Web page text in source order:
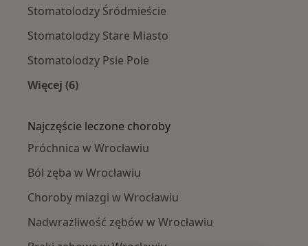
Stomatolodzy Śródmieście
Stomatolodzy Stare Miasto
Stomatolodzy Psie Pole
Więcej (6)
Najczęście leczone choroby
Próchnica w Wrocławiu
Ból zęba w Wrocławiu
Choroby miazgi w Wrocławiu
Nadwrażliwość zębów w Wrocławiu